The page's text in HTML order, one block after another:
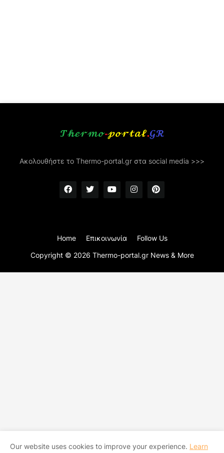
Ακολουθήστε το Thermo-portal.gr στα social media >>>
Copyright © 2026 Thermo-portal.gr News & More
Home Επικοινωνία Follow Us
Our website uses cookies to improve your experience. Learn